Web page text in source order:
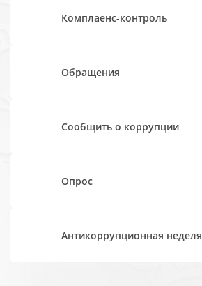
Комплаенс-контроль
Обращения
Сообщить о коррупции
Oпрос
Антикоррупционная неделя